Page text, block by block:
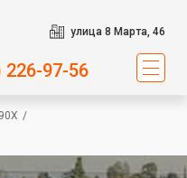
улица 8 Марта, 46
226-97-56
/